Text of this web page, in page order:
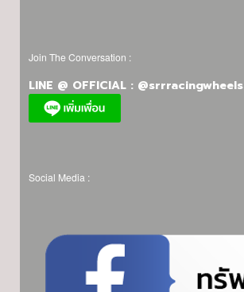
Join The Conversation :
LINE @ OFFICIAL : @srrracingwheels
Social Media :